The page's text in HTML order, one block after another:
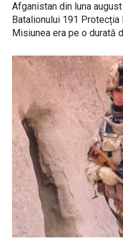
Afganistan din luna
Batalionului 191 Protecția
Misiunea era pe o durată